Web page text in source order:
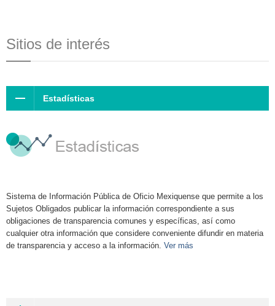
Sitios de interés
Estadísticas
Sistema de Información Pública de Oficio Mexiquense que permite a los
Sujetos Obligados publicar la información correspondiente a sus
obligaciones de transparencia comunes y específicas, así como
cualquier otra información que considere conveniente difundir en materia
de transparencia y acceso a la información. Ver más